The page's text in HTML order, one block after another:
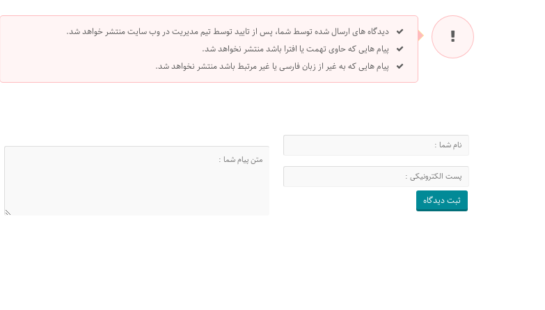
دیدگاه های ارسال شده توسط شما، پس از تایید توسط تیم مدیریت در وب سایت منتشر خواهد شد.
پیام هایی که حاوی تهمت یا افترا باشد منتشر نخواهد شد.
پیام هایی که به غیر از زبان فارسی یا غیر مرتبط باشد منتشر نخواهد شد.